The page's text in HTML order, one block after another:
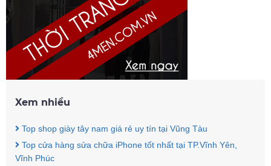
Xem nhiều
Top shop giày tây nam giá rẻ uy tín tại Vũng Tàu
Top cửa hàng sửa chữa iPhone tốt nhất tại TP.Vĩnh Yên,
Vĩnh Phúc